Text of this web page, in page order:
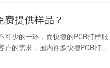
提供样品？
可少的一环，而快捷的PCB打样服
户的需求，国内许多快捷PCB打样